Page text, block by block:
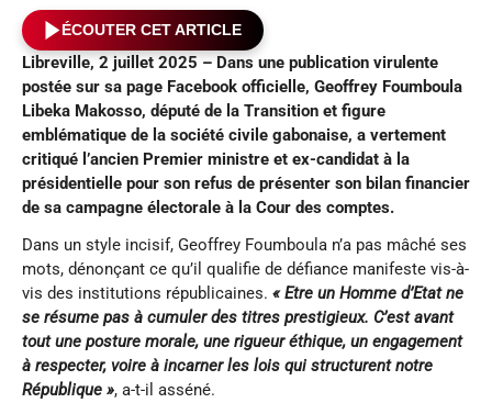
ÉCOUTER CET ARTICLE
Libreville, 2 juillet 2025 – Dans une publication virulente
postée sur sa page Facebook officielle, Geoffrey Foumboula
Libeka Makosso, député de la Transition et figure
emblématique de la société civile gabonaise, a vertement
critiqué l’ancien Premier ministre et ex-candidat à la
présidentielle pour son refus de présenter son bilan financier
de sa campagne électorale à la Cour des comptes.
Dans un style incisif, Geoffrey Foumboula n’a pas mâché ses
mots, dénonçant ce qu’il qualifie de défiance manifeste vis-à-
vis des institutions républicaines. «Etre un Homme d’Etat ne
se résume pas à cumuler des titres prestigieux. C’est avant
tout une posture morale, une rigueur éthique, un engagement
à respecter, voire à incarner les lois qui structurent notre
République », a-t-il asséné.